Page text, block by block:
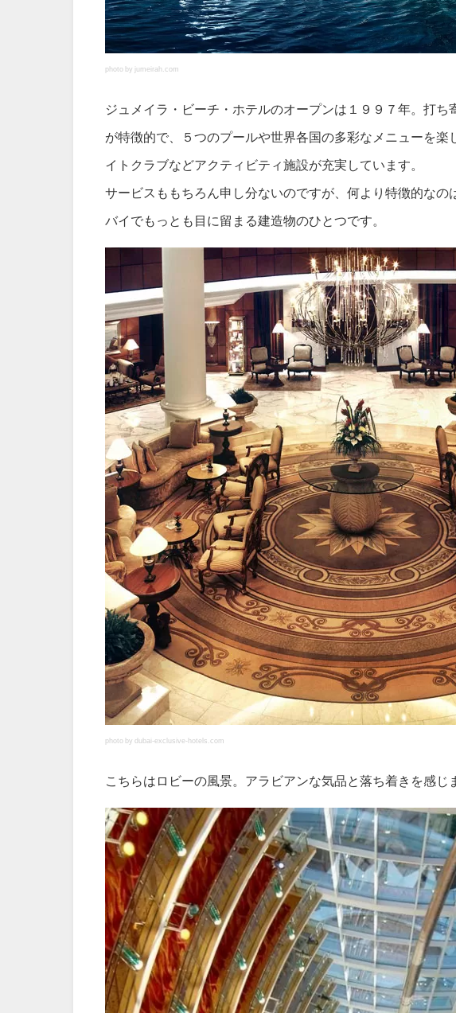
photo by jumeirah.com
ジュメイラ・ビーチ・ホテルのオープンは１９９７年。打
が特徴的で、５つのプールや世界各国の多彩なメニューを
イトクラブなどアクティビティ施設が充実しています。
サービスももちろん申し分ないのですが、何より特徴的なの
バイでもっとも目に留まる建造物のひとつです。
photo by dubai-exclusive-hotels.com
こちらはロビーの風景。アラビアンな気品と落ち着きを感じ